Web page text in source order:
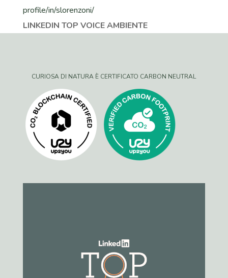
LINKEDIN TOP VOICE AMBIENTE
CURIOSA DI NATURA È CERTIFICATO CARBON NEUTRAL